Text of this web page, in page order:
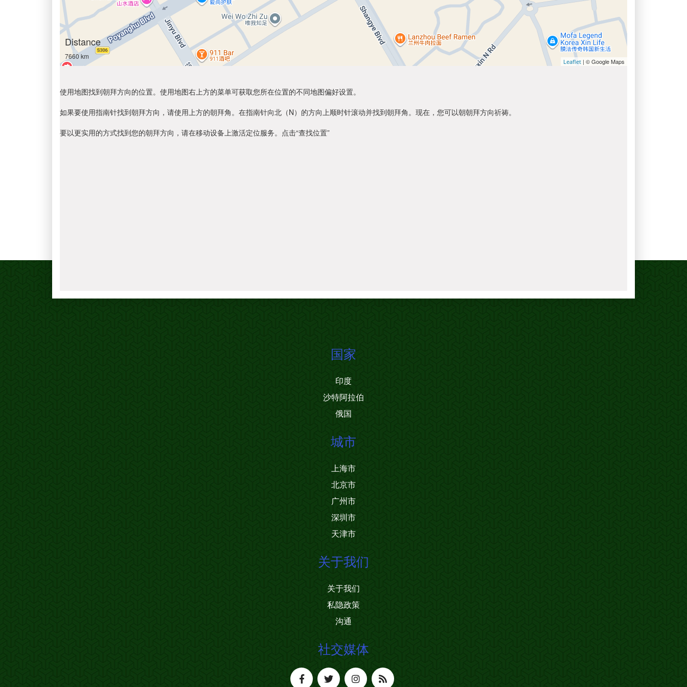
Distance
7660 km
Leaflet | © Google Maps
使用地图找到朝拜方向的位置。使用地图右上方的菜单可获取您所在位置的不同地图偏好设置。
如果要使用指南针找到朝拜方向，请使用上方的朝拜角。在指南针向北（N）的方向上顺时针滚动并找到朝拜角。现在，您可以朝朝拜方向祈祷。
要以更实用的方式找到您的朝拜方向，请在移动设备上激活定位服务。点击“查找位置”
国家
印度
沙特阿拉伯
俄国
城市
上海市
北京市
广州市
深圳市
天津市
关于我们
关于我们
私隐政策
沟通
社交媒体